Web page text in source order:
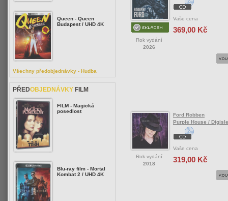
Rok vydání
2026
Vaše cena
369,00 Kč
Rok vydání
2018
Ford Robben
Purple House /
Vaše cena
319,00 Kč
Queen - Queen
Budapest / UHD 4K
Všechny předobjednávky - Hudba
PŘEDOBJEDNÁVKY FILM
FILM - Magická
posedlost
Blu-ray film - Mortal
Kombat 2 / UHD 4K